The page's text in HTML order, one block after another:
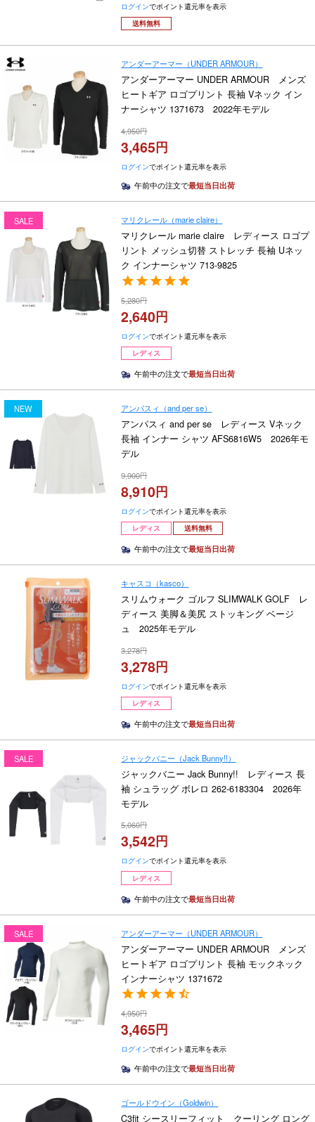
ログインでポイント還元率を表示
送料無料
アンダーアーマー（UNDER ARMOUR）
アンダーアーマー UNDER ARMOUR メンズ
ヒートギア ロゴプリント 長袖 Vネック イン
ナーシャツ 1371673 2022年モデル
4,950
3,465
ログインでポイント還元率を表示
午前中の注文で最短当日出荷
SALE マリクレール（marie claire）
マリクレール marie claire レディース ロゴプ
リント メッシュ切替 ストレッチ 長袖 Uネッ
ク インナーシャツ 713-9825
5,280
2,640
ログインでポイント還元率を表示
レディス
午前中の注文で最短当日出荷
NEW アンパスィ（and per se）
アンパスィ and per se レディース Vネック
長袖 インナー シャツ AFS6816W5 2026年モ
デル
9,900
8,910
ログインでポイント還元率を表示
レディス
送料無料
午前中の注文で最短当日出荷
キャスコ（kasco）
スリムウォーク ゴルフ SLIMWALK GOLF レ
ディース 美脚＆美尻 ストッキング ベージ
ュ 2025年モデル
3,278
3,278
ログインでポイント還元率を表示
レディス
午前中の注文で最短当日出荷
SALE ジャックバニー（Jack Bunny!!）
ジャックバニー Jack Bunny!! レディース 長
袖 シュラッグ ボレロ 262-6183304 2026年
モデル
5,060
3,542
ログインでポイント還元率を表示
レディス
午前中の注文で最短当日出荷
SALE アンダーアーマー（UNDER ARMOUR）
アンダーアーマー UNDER ARMOUR メンズ
ヒートギア ロゴプリント 長袖 モックネック
インナーシャツ 1371672
4,950
3,465
ログインでポイント還元率を表示
午前中の注文で最短当日出荷
ゴールドウイン（Goldwin）
C3fit シースリーフィット クーリング ロング